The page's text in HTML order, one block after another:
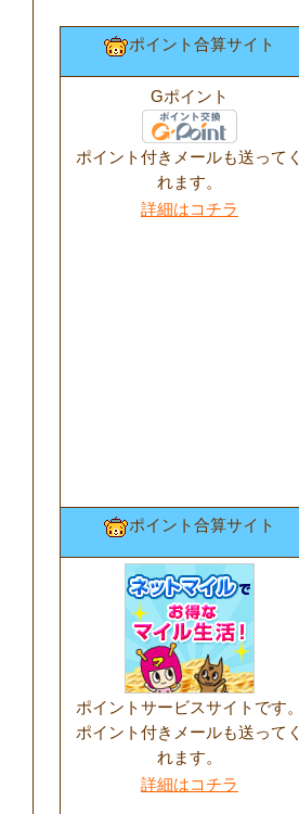
ポイント合算サイト
Gポイント
ポイント付きメールも送ってく
れます。
詳細はコチラ
ポイント合算サイト
ポイントサービスサイトです。
ポイント付きメールも送ってく
れます。
詳細はコチラ